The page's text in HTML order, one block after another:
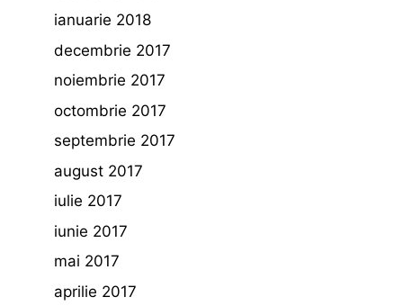
ianuarie 2018
decembrie 2017
noiembrie 2017
octombrie 2017
septembrie 2017
august 2017
iulie 2017
iunie 2017
mai 2017
aprilie 2017